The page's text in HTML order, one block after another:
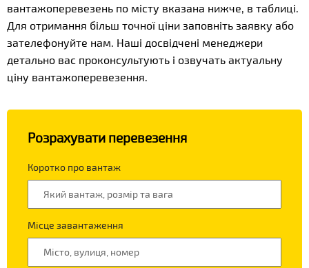
вантажоперевезень по місту вказана нижче, в таблиці.
Для отримання більш точної ціни заповніть заявку або
зателефонуйте нам. Наші досвідчені менеджери
детально вас проконсультують і озвучать актуальну
ціну вантажоперевезення.
Розрахувати перевезення
Коротко про вантаж
Місце завантаження